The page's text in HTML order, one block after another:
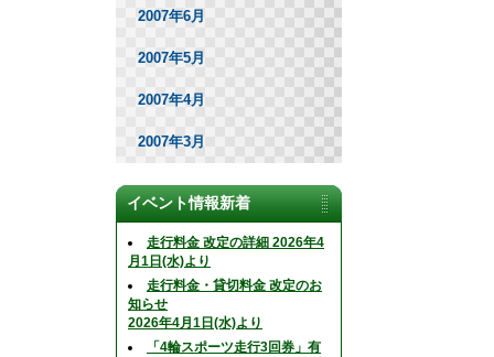
2007年6月
2007年5月
2007年4月
2007年3月
イベント情報新着
走行料金 改定の詳細 2026年4
月1日(水)より
走行料金・貸切料金 改定のお
知らせ
2026年4月1日(水)より
「4輪スポーツ走行3回券」有